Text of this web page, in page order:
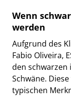
Wenn
werden
Aufgrund des
Fabio Oliveira,
den
Schwäne.
typischen